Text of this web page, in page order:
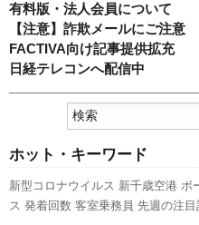
有料版・法人会員について
【注意】詐欺メールにご注意
FACTIVA向け記事提供拡充
日経テレコンへ配信中
ホット・キーワード
新型コロナウイルス 新千歳空港 ボ
ス 発着回数 客室乗務員 先週の注目